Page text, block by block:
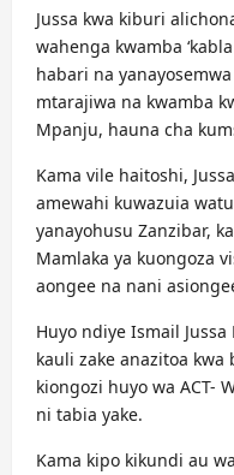
Jussa kwa kiburi
wahenga kwamba
habari na
mtarajiwa na kwamba
Mpanju, hauna cha
Kama vile haitoshi,
amewahi kuwazuia
yanayohusu Zanzibar,
Mamlaka ya kuongoza
aongee na nani
Huyo ndiye Ismail
kauli zake anazitoa
kiongozi huyo wa ACT-
ni tabia yake.
Kama kipo kikundi au